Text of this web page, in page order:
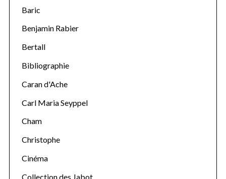
Baric
Benjamin Rabier
Bertall
Bibliographie
Caran d'Ache
Carl Maria Seyppel
Cham
Christophe
Cinéma
Collection des Jabot
e
a
c